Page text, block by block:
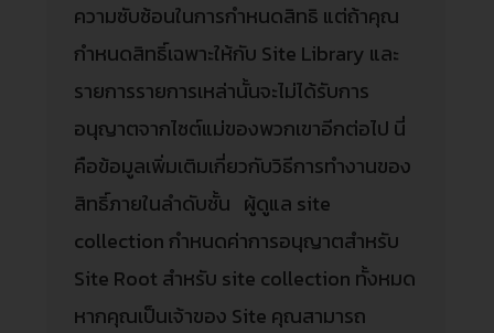
ความซับซ้อนในการกำหนดสิทธิ แต่ถ้าคุณ
กำหนดสิทธิ์เฉพาะให้กับ Site Library และ
รายการรายการเหล่านั้นจะไม่ได้รับการ
อนุญาตจากไซต์แม่ของพวกเขาอีกต่อไป นี่
คือข้อมูลเพิ่มเติมเกี่ยวกับวิธีการทำงานของ
สิทธิ์ภายในลำดับชั้น ผู้ดูแล site
collection กำหนดค่าการอนุญาตสำหรับ
Site Root สำหรับ site collection ทั้งหมด
หากคุณเป็นเจ้าของ Site คุณสามารถ